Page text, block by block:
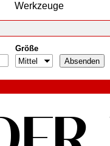
Werkzeuge
Größe